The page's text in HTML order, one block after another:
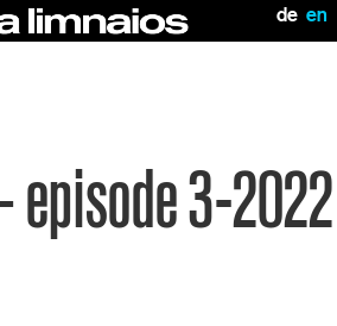
de en
3-2022